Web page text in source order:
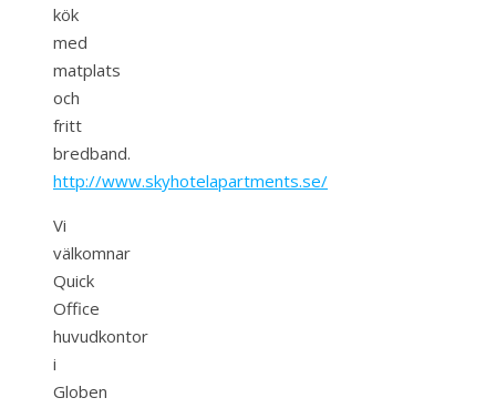
kök
med
matplats
och
fritt
bredband.
http://www.skyhotelapartments.se/
Vi
välkomnar
Quick
Office
huvudkontor
i
Globen